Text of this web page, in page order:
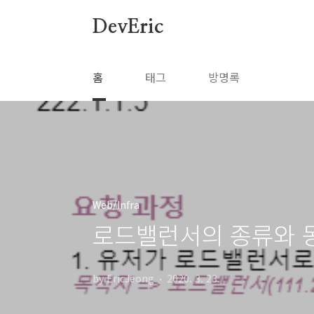
DevEric
홈 태그 방명록
Web/Infra
로드밸런서의 종류와
by EricJeong 2020. 3. 23.